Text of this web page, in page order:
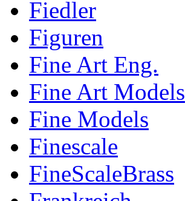
Fiedler
Figuren
Fine Art Eng.
Fine Art Models
Fine Models
Finescale
FineScaleBrass